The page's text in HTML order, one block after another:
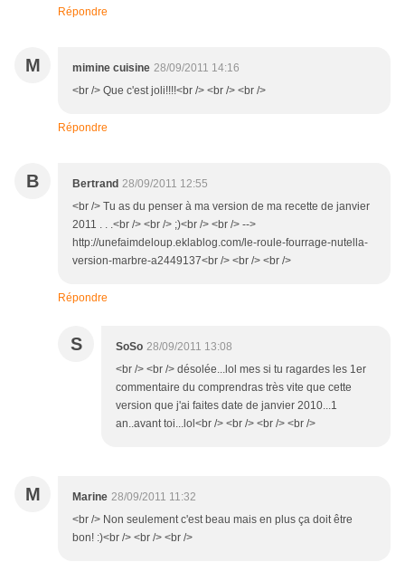
Répondre
M mimine cuisine 28/09/2011 14:16
<br /> Que c'est joli!!!!<br /> <br /> <br />
Répondre
B Bertrand 28/09/2011 12:55
<br /> Tu as du penser à ma version de ma recette de janvier
2011 . . .<br /> <br /> ;)<br /> <br /> -->
http://unefaimdeloup.eklablog.com/le-roule-fourrage-nutella-
version-marbre-a2449137<br /> <br /> <br />
Répondre
S SoSo 28/09/2011 13:08
<br /> <br /> désolée...lol mes si tu ragardes les 1er
commentaire du comprendras très vite que cette
version que j'ai faites date de janvier 2010...1
an..avant toi...lol<br /> <br /> <br /> <br />
M Marine 28/09/2011 11:32
<br /> Non seulement c'est beau mais en plus ça doit être
bon! :)<br /> <br /> <br />